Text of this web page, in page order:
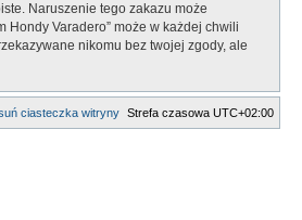
Naruszenie tego zakazu może
Hondy Varadero” może w każdej chwili
nikomu bez twojej zgody, ale
Strefa czasowa UTC+02:00
ciasteczka witryny